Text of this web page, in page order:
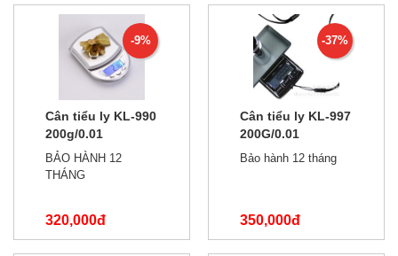
-9%
Cân tiểu ly KL-990
200g/0.01
BẢO HÀNH 12
THÁNG
320,000đ
350,000đ
-37%
Cân tiểu ly KL-997
200G/0.01
Bảo hành 12 tháng
350,000đ
550,000đ